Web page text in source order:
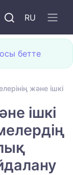
RU
осы бетте
және
ішкі